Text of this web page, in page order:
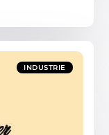
INDUSTRIE